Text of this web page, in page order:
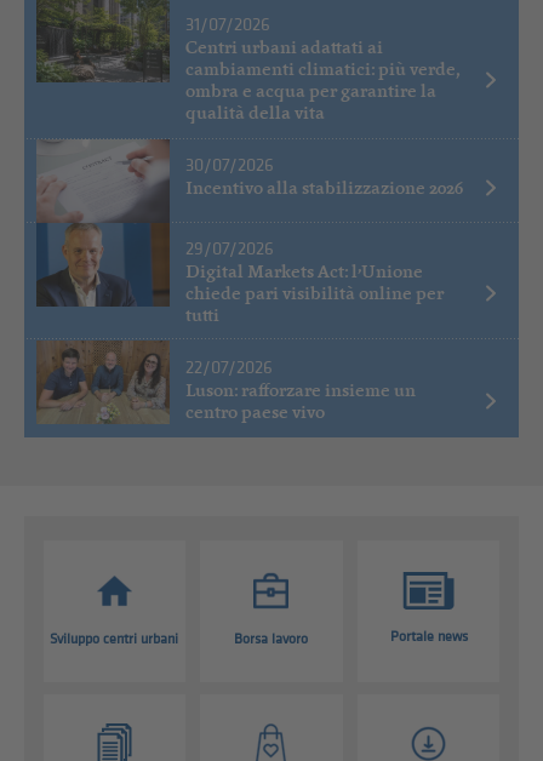
31/07/2026
Centri urbani adattati ai
cambiamenti climatici: più verde,
ombra e acqua per garantire la
qualità della vita
30/07/2026
Incentivo alla stabilizzazione 2026
29/07/2026
Digital Markets Act: l’Unione
chiede pari visibilità online per
tutti
22/07/2026
Luson: rafforzare insieme un
centro paese vivo
Sviluppo centri urbani Borsa lavoro Portale news